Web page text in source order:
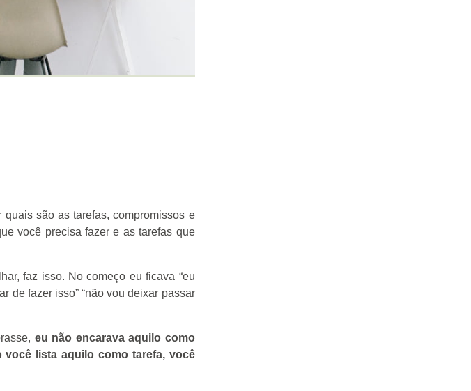
são as tarefas, compromissos e
você precisa fazer e as tarefas que
faz isso. No começo eu ficava “eu
de fazer isso” “não vou deixar passar
eu não encarava aquilo como
você lista aquilo como tarefa, você